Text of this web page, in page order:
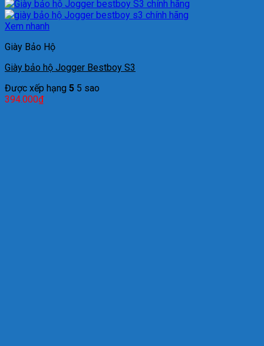
Xem nhanh
Giày Bảo Hộ
Giày bảo hộ Jogger Bestboy S3
Được xếp hạng 5 5 sao
394.000₫